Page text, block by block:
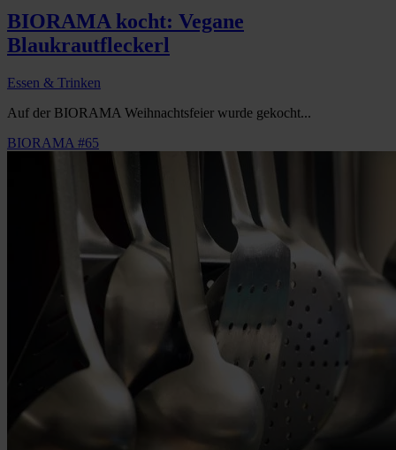
BIORAMA kocht: Vegane
Blaukrautfleckerl
Essen & Trinken
Auf der BIORAMA Weihnachtsfeier wurde gekocht...
BIORAMA #65